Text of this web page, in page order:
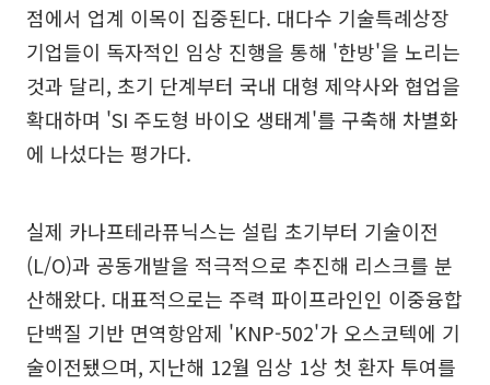
점에서 업계 이목이 집중된다. 대다수 기술특례상장
기업들이 독자적인 임상 진행을 통해 '한방'을 노리는
것과 달리, 초기 단계부터 국내 대형 제약사와 협업을
확대하며 'SI 주도형 바이오 생태계'를 구축해 차별화
에 나섰다는 평가다.
실제 카나프테라퓨닉스는 설립 초기부터 기술이전
(L/O)과 공동개발을 적극적으로 추진해 리스크를 분
산해왔다. 대표적으로는 주력 파이프라인인 이중융합
단백질 기반 면역항암제 'KNP-502'가 오스코텍에 기
술이전됐으며, 지난해 12월 임상 1상 첫 환자 투여를